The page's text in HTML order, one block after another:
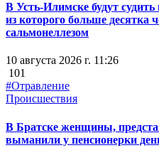
В Усть-Илимске будут
из которого больше десятка
сальмонеллезом
10 августа 2026 г. 11:26
101
#Отравление
Происшествия
В Братске женщины,
выманили у пенсионерки